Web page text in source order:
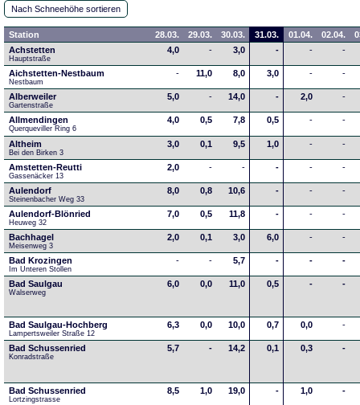
Nach Schneehöhe sortieren
Station 28.03. 29.03. 30.03. 31.03. 01.04. 02.04.
Achstetten
Hauptstraße
4,0 - 3,0 - - -
Aichstetten-Nestbaum
Nestbaum
- 11,0 8,0 3,0 - -
Alberweiler
Gartenstraße
5,0 - 14,0 - 2,0 -
Allmendingen
Querqueviller Ring 6
4,0 0,5 7,8 0,5 - -
Altheim
Bei den Birken 3
3,0 0,1 9,5 1,0 - -
Amstetten-Reutti
Gassenäcker 13
2,0 - - - - -
Aulendorf
Steinenbacher Weg 33
8,0 0,8 10,6 - - -
Aulendorf-Blönried
Heuweg 32
7,0 0,5 11,8 - - -
Bachhagel
Meisenweg 3
2,0 0,1 3,0 6,0 - -
Bad Krozingen
Im Unteren Stollen
- - 5,7 - - -
Bad Saulgau
Walserweg
6,0 0,0 11,0 0,5 - -
Bad Saulgau-Hochberg
Lampertsweiler Straße 12
6,3 0,0 10,0 0,7 0,0 -
Bad Schussenried
Konradstraße
5,7 - 14,2 0,1 0,3 -
Bad Schussenried
Lortzingstrasse
8,5 1,0 19,0 - 1,0 -